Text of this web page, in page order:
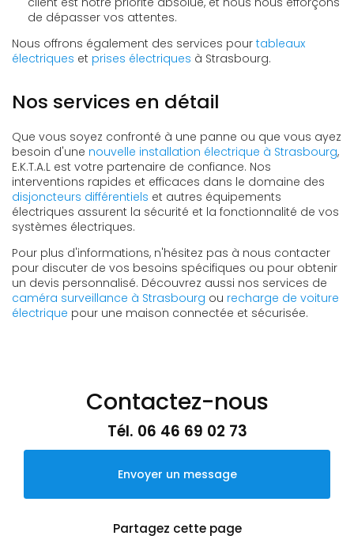
de dépasser vos attentes.
Nous offrons également des services pour tableaux
électriques et prises électriques à Strasbourg.
Nos services en détail
Que vous soyez confronté à une panne ou que vous ayez
besoin d'une nouvelle installation électrique à Strasbourg,
E.K.T.A.L est votre partenaire de confiance. Nos
interventions rapides et efficaces dans le domaine des
disjoncteurs différentiels et autres équipements
électriques assurent la sécurité et la fonctionnalité de vos
systèmes électriques.
Pour plus d'informations, n'hésitez pas à nous contacter
pour discuter de vos besoins spécifiques ou pour obtenir
un devis personnalisé. Découvrez aussi nos services de
caméra surveillance à Strasbourg ou recharge de voiture
électrique pour une maison connectée et sécurisée.
Contactez-nous
Tél. 06 46 69 02 73
Envoyer un message
Partagez cette page